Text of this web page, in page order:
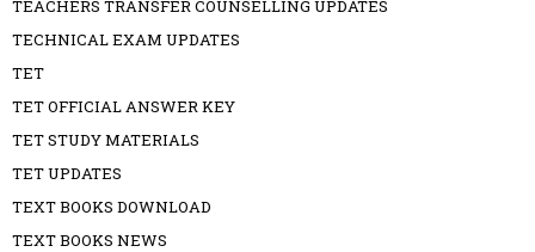
TEACHERS TRANSFER COUNSELLING UPDATES
TECHNICAL EXAM UPDATES
TET
TET OFFICIAL ANSWER KEY
TET STUDY MATERIALS
TET UPDATES
TEXT BOOKS DOWNLOAD
TEXT BOOKS NEWS